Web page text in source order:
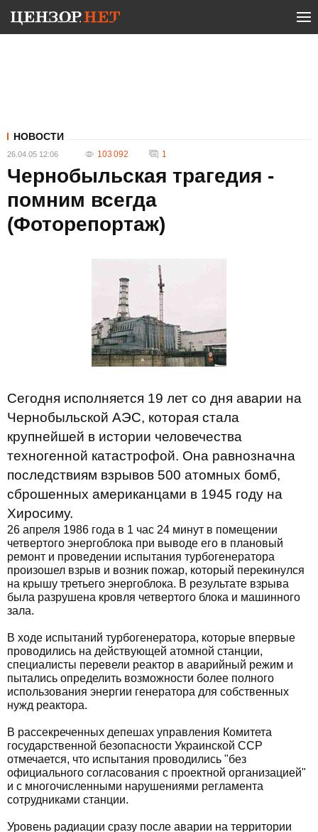
НОВОСТИ
26.04.05 12:06 103 092 1
Чернобыльская трагедия -
помним всегда
(Фоторепортаж)
Сегодня исполняется 19 лет со дня аварии на
Чернобыльской АЭС, которая стала
крупнейшей в истории человечества
техногенной катастрофой. Она равнозначна
последствиям взрывов 500 атомных бомб,
сброшенных американцами в 1945 году на
Хиросиму.
26 апреля 1986 года в 1 час 24 минут в помещении
четвертого энергоблока при выводе его в плановый
ремонт и проведении испытания турбогенератора
произошел взрыв и возник пожар, который перекинулся
на крышу третьего энергоблока. В результате взрыва
была разрушена кровля четвертого блока и машинного
зала.
В ходе испытаний турбогенератора, которые впервые
проводились на действующей атомной станции,
специалисты перевели реактор в аварийный режим и
пытались определить возможности более полного
использования энергии генератора для собственных
нужд реактора.
В рассекреченных депешах управления Комитета
государственной безопасности Украинской ССР
отмечается, что испытания проводились "без
официального согласования с проектной организацией"
и с многочисленными нарушениями регламента
сотрудниками станции.
Уровень радиации сразу после аварии на территории